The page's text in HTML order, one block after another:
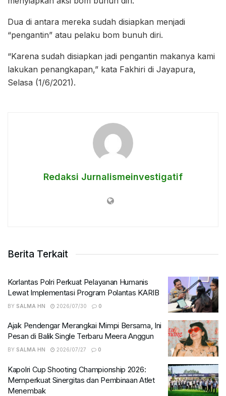
Dua di antara mereka sudah disiapkan menjadi
“pengantin” atau pelaku bom bunuh diri.
“Karena sudah disiapkan jadi pengantin makanya kami
lakukan penangkapan,” kata Fakhiri di Jayapura,
Selasa (1/6/2021).
Redaksi Jurnalismeinvestigatif
Berita Terkait
Korlantas Polri Perkuat Pelayanan Humanis
Lewat Implementasi Program Polantas KARIB
BY SALMA HN 2026/07/30 0
Ajak Pendengar Merangkai Mimpi Bersama, Ini
Pesan di Balik Single Terbaru Meera Anggun
BY SALMA HN 2026/07/27 0
Kapolri Cup Shooting Championship 2026:
Memperkuat Sinergitas dan Pembinaan Atlet
Menembak